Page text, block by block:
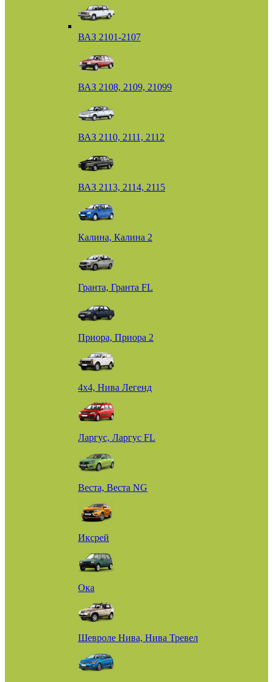
ВАЗ 2101-2107
ВАЗ 2108, 2109, 21099
ВАЗ 2110, 2111, 2112
ВАЗ 2113, 2114, 2115
Калина, Калина 2
Гранта, Гранта FL
Приора, Приора 2
4х4, Нива Легенд
Ларгус, Ларгус FL
Веста, Веста NG
Иксрей
Ока
Шевроле Нива, Нива Тревел